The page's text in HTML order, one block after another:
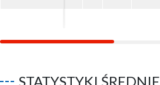
STATYSTYKI ŚREDNIE